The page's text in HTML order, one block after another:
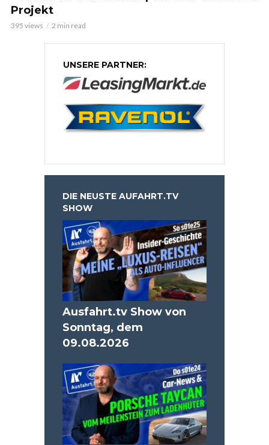
Projekt
395 views 2 min read
UNSERE PARTNER:
DIE NEUSTE AUFAHRT.TV
SHOW
Ausfahrt.tv Show von
Sonntag, dem
09.08.2026